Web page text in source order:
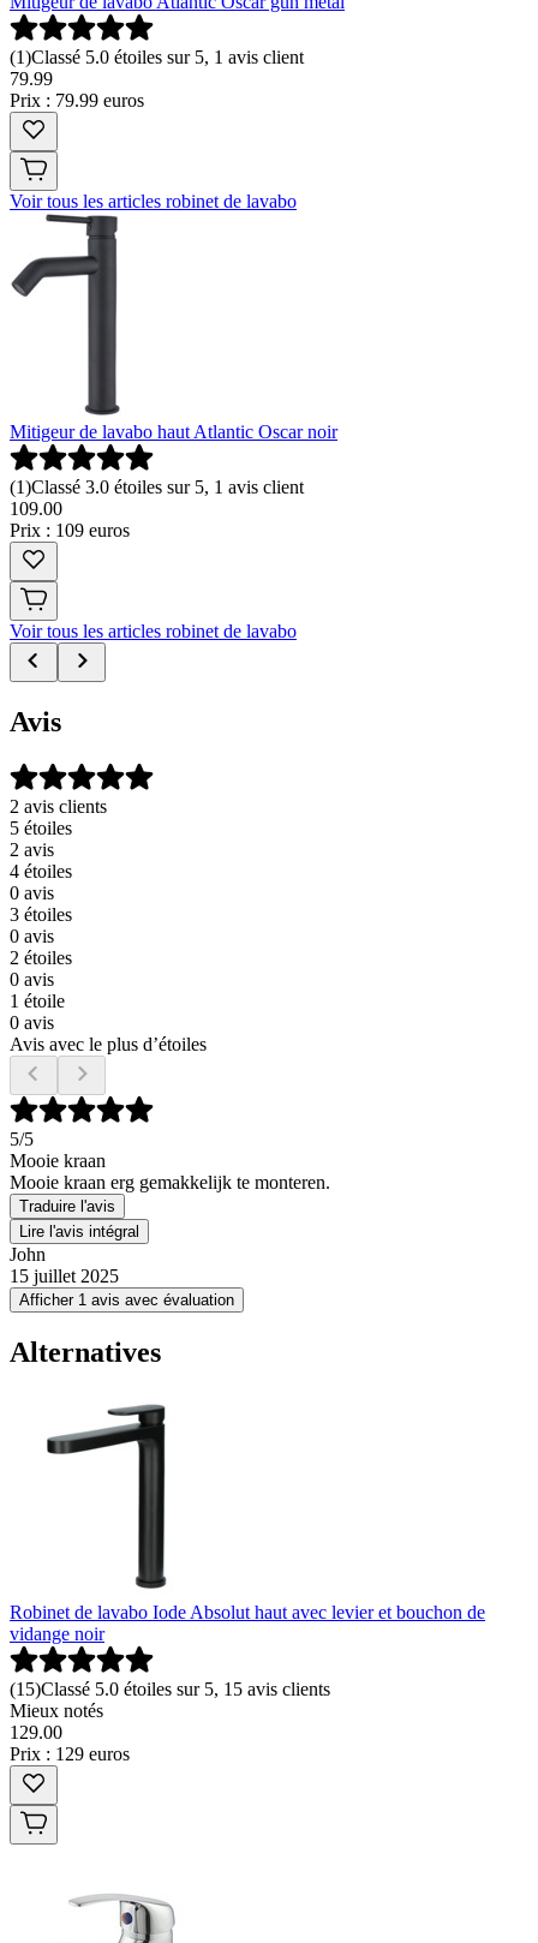
(1)Classé 5.0 étoiles sur 5, 1 avis client
79.99
Prix : 79.99 euros
Voir tous les articles robinet de lavabo
Mitigeur de lavabo haut Atlantic Oscar noir
(1)Classé 3.0 étoiles sur 5, 1 avis client
109.00
Prix : 109 euros
Voir tous les articles robinet de lavabo
Avis
2 avis clients
5 étoiles
2 avis
4 étoiles
0 avis
3 étoiles
0 avis
2 étoiles
0 avis
1 étoile
0 avis
Avis avec le plus d’étoiles
5/5
Mooie kraan
Mooie kraan erg gemakkelijk te monteren.
Traduire l'avis
Lire l'avis intégral
John
15 juillet 2025
Afficher 1 avis avec évaluation
Alternatives
Robinet de lavabo Iode Absolut haut avec levier et bouchon de
vidange noir
(15)Classé 5.0 étoiles sur 5, 15 avis clients
Mieux notés
129.00
Prix : 129 euros